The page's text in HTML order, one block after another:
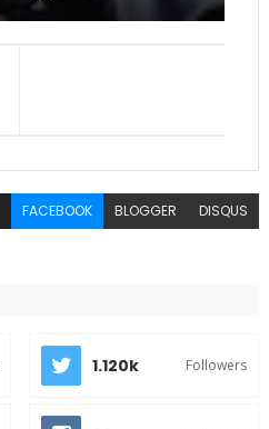
FACEBOOK BLOGGER DISQUS
1.120k Followers